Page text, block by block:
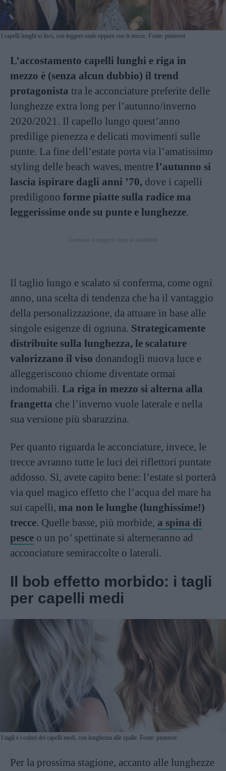
I capelli lunghi si lisci, con leggere onde oppure con le trecce. Fonte: pinterest
L’accostamento capelli lunghi e riga in
mezzo è (senza alcun dubbio) il trend
protagonista tra le acconciature preferite delle
lunghezze extra long per l’autunno/inverno
2020/2021. Il capello lungo quest’anno
predilige pienezza e delicati movimenti sulle
punte. La fine dell’estate porta via l’amatissimo
styling delle beach waves, mentre l’autunno si
lascia ispirare dagli anni ’70, dove i capelli
prediligono forme piatte sulla radice ma
leggerissime onde su punte e lunghezze.
Il taglio lungo e scalato si conferma, come ogni
anno, una scelta di tendenza che ha il vantaggio
della personalizzazione, da attuare in base alle
singole esigenze di ognuna. Strategicamente
distribuite sulla lunghezza, le scalature
valorizzano il viso donandogli nuova luce e
alleggeriscono chiome diventate ormai
indomabili. La riga in mezzo si alterna alla
frangetta che l’inverno vuole laterale e nella
sua versione più sbarazzina.
Per quanto riguarda le acconciature, invece, le
trecce avranno tutte le luci dei riflettori puntate
addosso. Sì, avete capito bene: l’estate si porterà
via quel magico effetto che l’acqua del mare ha
sui capelli, ma non le lunghe (lunghissime!)
trecce. Quelle basse, più morbide, a spina di
pesce o un po’ spettinate si alterneranno ad
acconciature semiraccolte o laterali.
Il bob effetto morbido: i tagli
per capelli medi
I tagli e i colori dei capelli medi, con lunghezza alle spalle. Fonte: pinterest
Per la prossima stagione, accanto alle lunghezze